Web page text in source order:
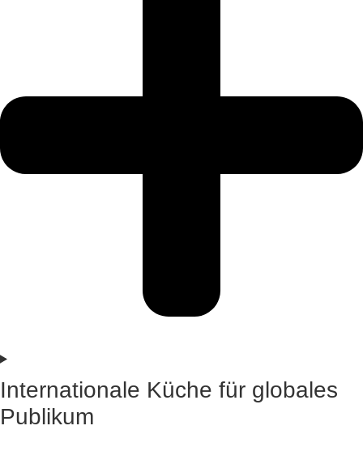
Internationale Küche für globales
Publikum